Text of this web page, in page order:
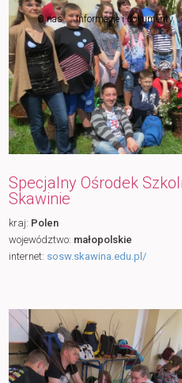
do
tekstu
O nas Informacje i dokumenty
Specjalny Ośrodek
Skawinie
kraj: Polen
województwo: małopolskie
internet: sosw.skawina.edu.pl/